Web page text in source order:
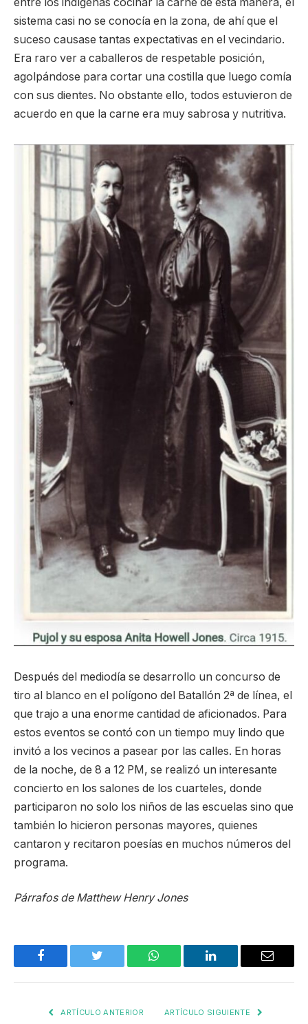
sistema casi no se conocía en la zona, de ahí que el
suceso causase tantas expectativas en el vecindario.
Era raro ver a caballeros de respetable posición,
agolpándose para cortar una costilla que luego comía
con sus dientes. No obstante ello, todos estuvieron de
acuerdo en que la carne era muy sabrosa y nutritiva.
Después del mediodía se desarrollo un concurso de
tiro al blanco en el polígono del Batallón 2ª de línea, el
que trajo a una enorme cantidad de aficionados. Para
estos eventos se contó con un tiempo muy lindo que
invitó a los vecinos a pasear por las calles. En horas
de la noche, de 8 a 12 PM, se realizó un interesante
concierto en los salones de los cuarteles, donde
participaron no solo los niños de las escuelas sino que
también lo hicieron personas mayores, quienes
cantaron y recitaron poesías en muchos números del
programa.
Párrafos de Matthew Henry Jones
Facebook Twitter WhatsApp LinkedIn Email
ARTÍCULO ANTERIOR ARTÍCULO SIGUIENTE